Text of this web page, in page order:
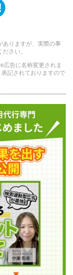
ありますが、実際の事
さい。
告に名称変更されま
記されておりますので